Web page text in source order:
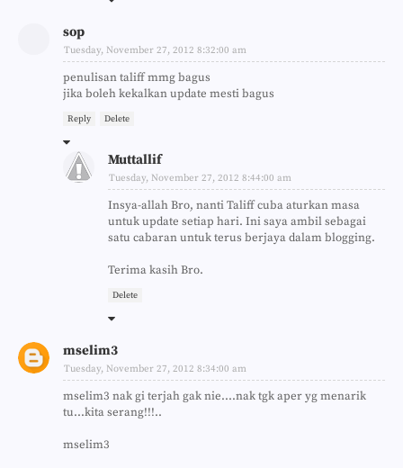
sop
Tuesday, November 27, 2012 8:32:00 am
penulisan taliff mmg bagus
jika boleh kekalkan update mesti bagus
Reply Delete
Muttallif
Tuesday, November 27, 2012 8:44:00 am
Insya-allah Bro, nanti Taliff cuba aturkan masa
untuk update setiap hari. Ini saya ambil sebagai
satu cabaran untuk terus berjaya dalam blogging.
Terima kasih Bro.
Delete
mselim3
Tuesday, November 27, 2012 8:34:00 am
mselim3 nak gi terjah gak nie....nak tgk aper yg menarik
tu...kita serang!!!..
mselim3